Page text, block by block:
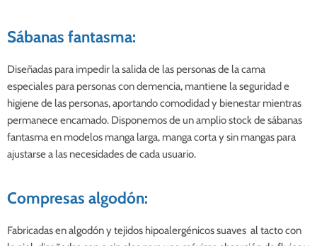
Sábanas fantasma:
Diseñadas para impedir la salida de las personas de la cama
especiales para personas con demencia, mantiene la seguridad e
higiene de las personas, aportando comodidad y bienestar mientras
permanece encamado. Disponemos de un amplio stock de sábanas
fantasma en modelos manga larga, manga corta y sin mangas para
ajustarse a las necesidades de cada usuario.
Compresas algodón:
Fabricadas en algodón y tejidos hipoalergénicos suaves al tacto con